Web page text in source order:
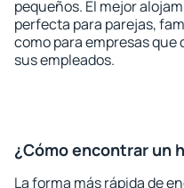
pequeños. El mejor
perfecta para parejas,
como para empresas
sus empleados.
¿Cómo encontrar un
La forma más rápida de